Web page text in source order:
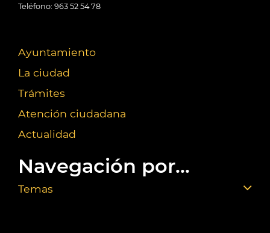
Teléfono: 963 52 54 78
Ayuntamiento
La ciudad
Trámites
Atención ciudadana
Actualidad
Navegación por...
Temas